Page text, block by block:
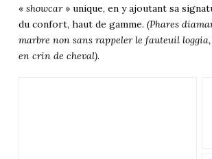
« showcar» unique, en y ajoutant sa
du confort, haut de gamme. (Phares
marbre non sans rappeler le fauteuil
en crin de cheval).